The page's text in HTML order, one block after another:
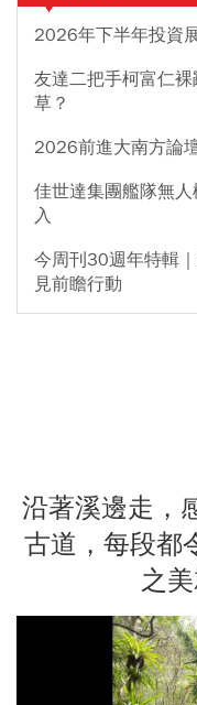
2026年下半年投資
友達二把手柯富仁
草？
2026前進大南方論
佳世達集團艦隊無
入
今周刊30週年特輯
見前瞻行動
沿著溪邊走，
古道，每段都
之